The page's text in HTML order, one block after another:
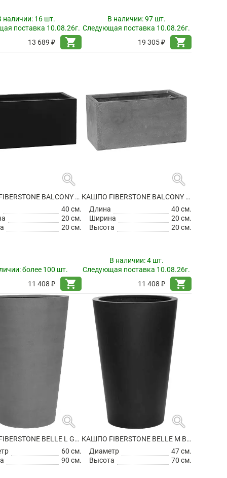
наличии: 16 шт.
поставка 10.08.26г.
13 689 ₽
shopping_cart
В наличии:97 шт.
Следующая поставка 10.08.26г.
19 305 ₽
shopping_cart
search
КАШПО FIBERSTONE BALCONY XS BLACK
40 см.
20 см.
20 см.
более 100 шт.
11 408 ₽
shopping_cart
search
КАШПО FIBERSTONE BALCONY XS GREY
Длина
40 см.
Ширина
20 см.
Высота
20 см.
В наличии:4 шт.
Следующая поставка 10.08.26г.
11 408 ₽
shopping_cart
search
КАШПО FIBERSTONE BELLE L GREY
60 см.
90 см.
search
КАШПО FIBERSTONE BELLE M BLACK
Диаметр
47 см.
Высота
70 см.